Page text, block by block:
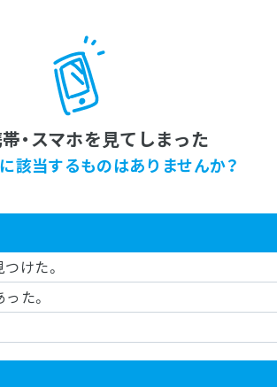
・スマホを見てしまった
該当するものはありませんか？
けた。
た。